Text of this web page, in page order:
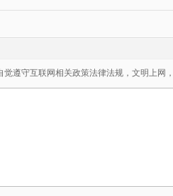
觉遵守互联网相关政策法律法规，文明上网